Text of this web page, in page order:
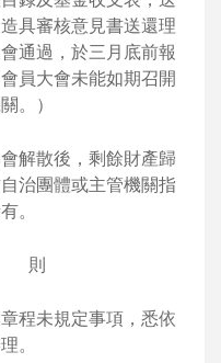
具審核意見書送還理
通過，於三月底前報
員大會未能如期召開
。）
解散後，剩餘財產歸
治團體或主管機關指
。
則
程未規定事項，悉依
。